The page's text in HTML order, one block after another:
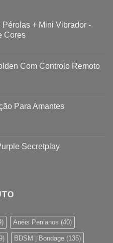
+ Mini Vibrador -
Cores
Com Controlo Remoto
€.
Para Amantes
€.
Secretplay
Anéis Penianos (40)
BDSM | Bondage (135)